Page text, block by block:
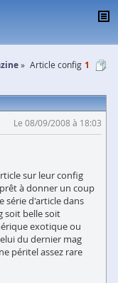
Article config 1
Le 08/09/2008 à 18:03
sur leur config
à donner un coup
série d'article dans
soit belle soit
exotique ou
du dernier mag
péritel assez rare